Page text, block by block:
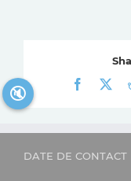
Facebook
DATE DE CONTACT
🔇